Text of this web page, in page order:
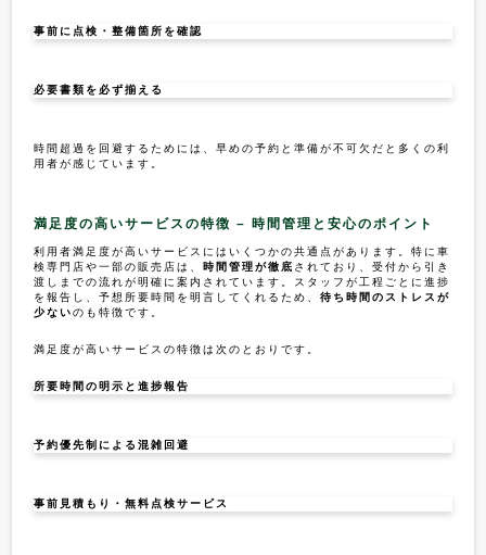
事前に点検・整備箇所を確認
必要書類を必ず揃える
時間超過を回避するためには、早めの予約と準備が不可欠だと多くの利
用者が感じています。
満足度の高いサービスの特徴 – 時間管理と安心のポイント
利用者満足度が高いサービスにはいくつかの共通点があります。特に車
検専門店や一部の販売店は、時間管理が徹底 されており、受付から引き
渡しまでの流れが明確に案内されています。スタッフが工程ごとに進捗
を報告し、予想所要時間を明言してくれるため、待ち時間のストレスが
少ないのも特徴です。
満足度が高いサービスの特徴は次のとおりです。
所要時間の明示と進捗報告
予約優先制による混雑回避
事前見積もり・無料点検サービス